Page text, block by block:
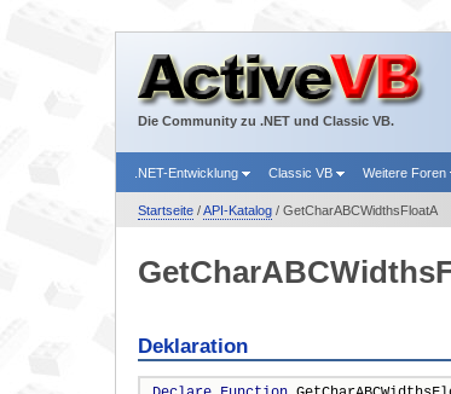
Die Community zu .NET und Classic VB.
.NET-Entwicklung Classic VB Weitere Foren
Startseite/API-Katalog/ GetCharABCWidthsFloatA
Deklaration